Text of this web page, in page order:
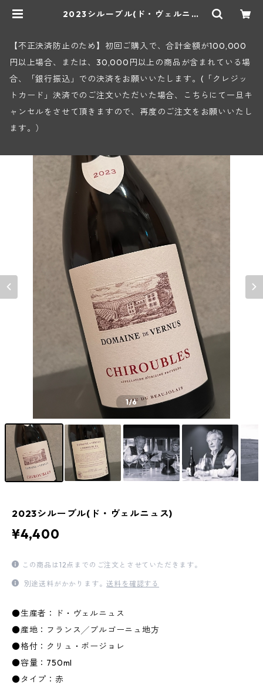
2023シルーブル(ド・ヴェルニュ
【不正決済防止のため】初回ご購入で、合計金額が100,000
円以上場合、または、30,000円以上の商品が含まれている場
合、「銀行振込」での決済をお願いいたします。(「クレジッ
トカード」決済でのご注文いただいた場合、こちらにて一旦キ
ャンセルをさせて頂きますので、再度のご注文をお願いいたし
ます。）
1/6
2023シルーブル(ド・ヴェルニュス)
¥4,400
この商品は12点までのご注文とさせていただきます。
別途送料がかかります。送料を確認する
●生産者：ド・ヴェルニュス
●産地：フランス╱ブルゴーニュ地方
●格付：クリュ・ボージョレ
●容量：750ml
●タイプ：赤